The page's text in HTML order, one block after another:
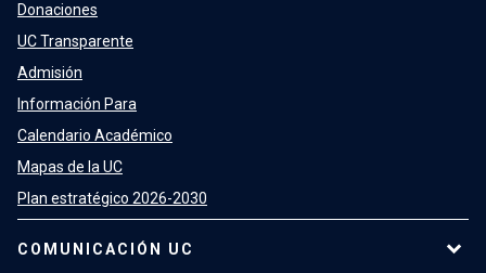
Donaciones
UC Transparente
Admisión
Información Para
Calendario Académico
Mapas de la UC
Plan estratégico 2026-2030
COMUNICACIÓN UC